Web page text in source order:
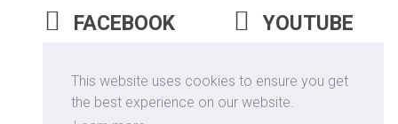
This website uses cookies to ensure you get
the best experience on our website.
FACEBOOK
YOUTUBE
INSTAGRAM